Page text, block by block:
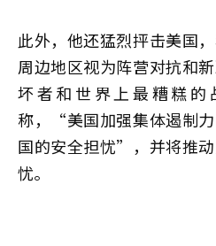
此外，他还猛烈抨击美国
周边地区视为阵营对抗和
坏者和世界上最糟糕
称，“美国加强集体遏制
国的安全担忧”，并将推
忧。